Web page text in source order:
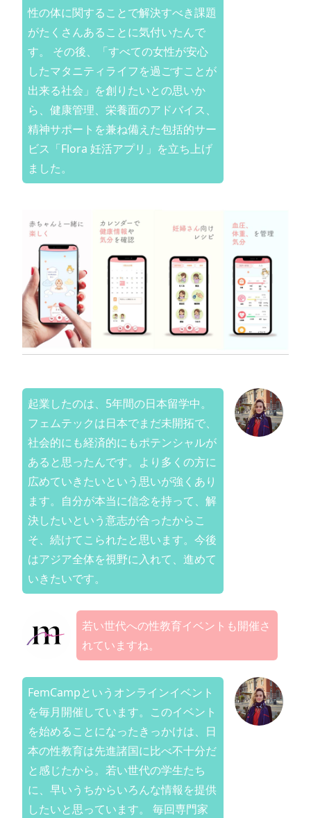
性の体に関することで解決すべき課題
がたくさんあることに気付いたんで
す。 その後、「すべての女性が安心
したマタニティライフを過ごすことが
出来る社会」を創りたいとの思いか
ら、健康管理、栄養面のアドバイス、
精神サポートを兼ね備えた包括的サー
ビス「Flora 妊活アプリ」を立ち上げ
ました。
起業したのは、5年間の日本留学中。
フェムテックは日本でまだ未開拓で、
社会的にも経済的にもポテンシャルが
あると思ったんです。より多くの方に
広めていきたいという思いが強くあり
ます。自分が本当に信念を持って、解
決したいという意志が合ったからこ
そ、続けてこられたと思います。今後
はアジア全体を視野に入れて、進めて
いきたいです。
若い世代への性教育イベントも開催さ
れていますね。
FemCampというオンラインイベント
を毎月開催しています。このイベント
を始めることになったきっかけは、日
本の性教育は先進諸国に比べ不十分だ
と感じたから。若い世代の学生たち
に、早いうちからいろんな情報を提供
したいと思っています。 毎回専門家